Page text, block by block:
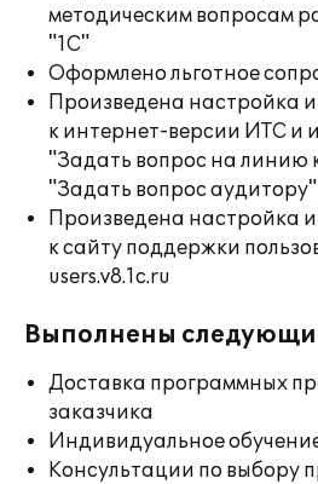
методическим вопросам
"1С"
Оформлено льготное
Произведена настройка
к интернет-версии ИТС и
"Задать вопрос на линию
"Задать вопрос аудитору"
Произведена настройка
к сайту поддержки
users.v8.1c.ru
Выполнены
Доставка программных
заказчика
Индивидуальное
Консультации по выбору